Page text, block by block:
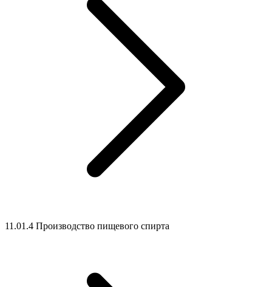
11.01.4 Производство пищевого спирта